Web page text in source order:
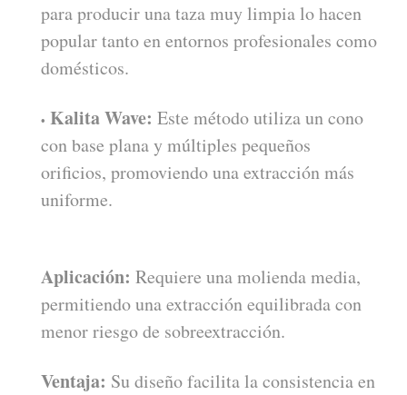
para producir una taza muy limpia lo hacen
popular tanto en entornos profesionales como
domésticos.
Kalita Wave: Este método utiliza un cono
con base plana y múltiples pequeños
orificios, promoviendo una extracción más
uniforme.
Aplicación: Requiere una molienda media,
permitiendo una extracción equilibrada con
menor riesgo de sobreextracción.
Ventaja: Su diseño facilita la consistencia en